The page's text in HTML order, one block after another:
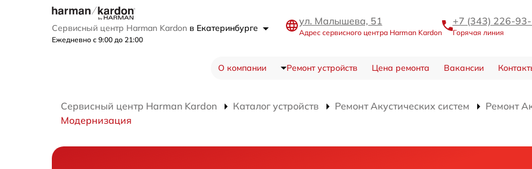
Сервисный центр Harman Kardon в Екатеринбурге
Ежедневно с 9:00 до 21:00
ул. Малышева, 51
Адрес сервисного центра Harman Kardon
+7 (343) 226-
Горячая линия
О компании Ремонт устройств Цена ремонта Вакансии
Сервисный центр Harman Kardon Каталог устройств Ремонт Акустических систем
Ремонт
Модернизация